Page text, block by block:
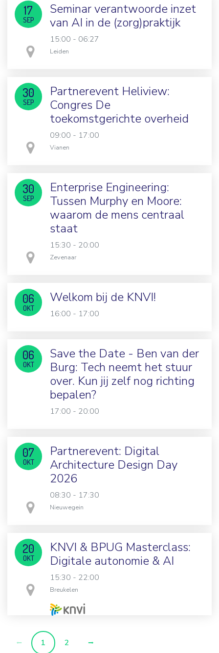
17
SEP
Seminar verantwoorde inzet
van AI in de (zorg)praktijk
15:00 - 06:27
in
Leiden
30
SEP
Partnerevent Heliview:
Congres De
toekomstgerichte overheid
09:00 - 17:00
in
Vianen
30
SEP
Enterprise Engineering:
Tussen Murphy en Moore:
waarom de mens centraal
staat
15:30 - 20:00
in
Zevenaar
06
OKT
Welkom bij de KNVI!
16:00 - 17:00
06
OKT
Save the Date - Ben van der
Burg: Tech neemt het stuur
over. Kun jij zelf nog richting
bepalen?
17:00 - 20:00
07
OKT
Partnerevent: Digital
Architecture Design Day
2026
08:30 - 17:30
in
Nieuwegein
20
OKT
KNVI & BPUG Masterclass:
Digitale autonomie & AI
15:30 - 22:00
in
Breukelen
1 2